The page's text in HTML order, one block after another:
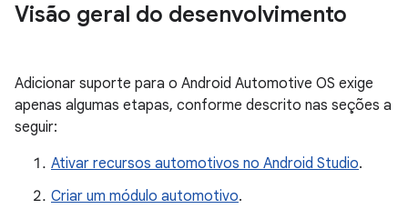
Visão geral do desenvolvimento
Adicionar suporte para o Android Automotive OS exige
apenas algumas etapas, conforme descrito nas seções a
seguir:
Ativar recursos automotivos no Android Studio.
Criar um módulo automotivo.